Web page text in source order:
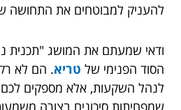
להעניק למבוטחים את התחושה
ודאי שמעתם את המושג "תכנית
הסוד הפנימי של טריא. הם לא
לנהל השקעות, אלא מספקים